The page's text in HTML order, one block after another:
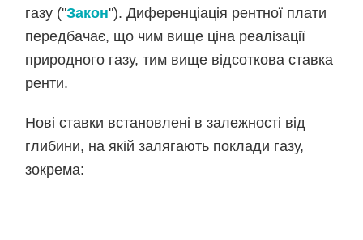
газу ("Закон"). Диференціація рентної плати
передбачає, що чим вище ціна реалізації
природного газу, тим вище відсоткова ставка
ренти.
Нові ставки встановлені в залежності від
глибини, на якій залягають поклади газу,
зокрема: